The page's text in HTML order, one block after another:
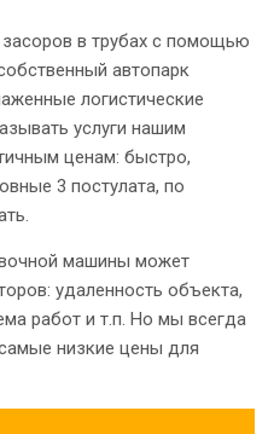
в трубах с помощью
автопарк
логистические
услуги нашим
ценам: быстро,
3 постулата, по
машины может
удаленность объекта,
работ и т.п. Но мы всегда
низкие цены для